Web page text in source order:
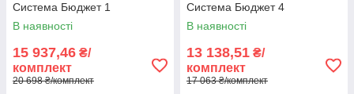
Система Бюджет 1
В наявності
15 937,46 ₴/
комплект
20 698 ₴/комплект
Система Бюджет 4
В наявності
13 138,51 ₴/
комплект
17 063 ₴/комплект